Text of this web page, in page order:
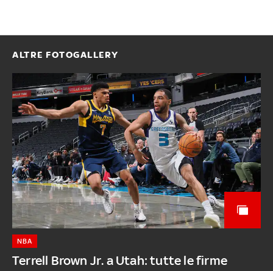
ALTRE FOTOGALLERY
Terrell Brown Jr. a Utah: tutte le firme
NBA